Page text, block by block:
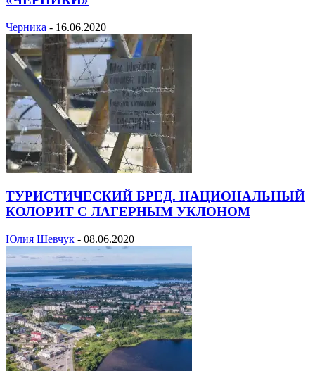
Черника - 16.06.2020
ТУРИСТИЧЕСКИЙ БРЕД. НАЦИОНАЛЬНЫЙ
КОЛОРИТ С ЛАГЕРНЫМ УКЛОНОМ
Юлия Шевчук - 08.06.2020